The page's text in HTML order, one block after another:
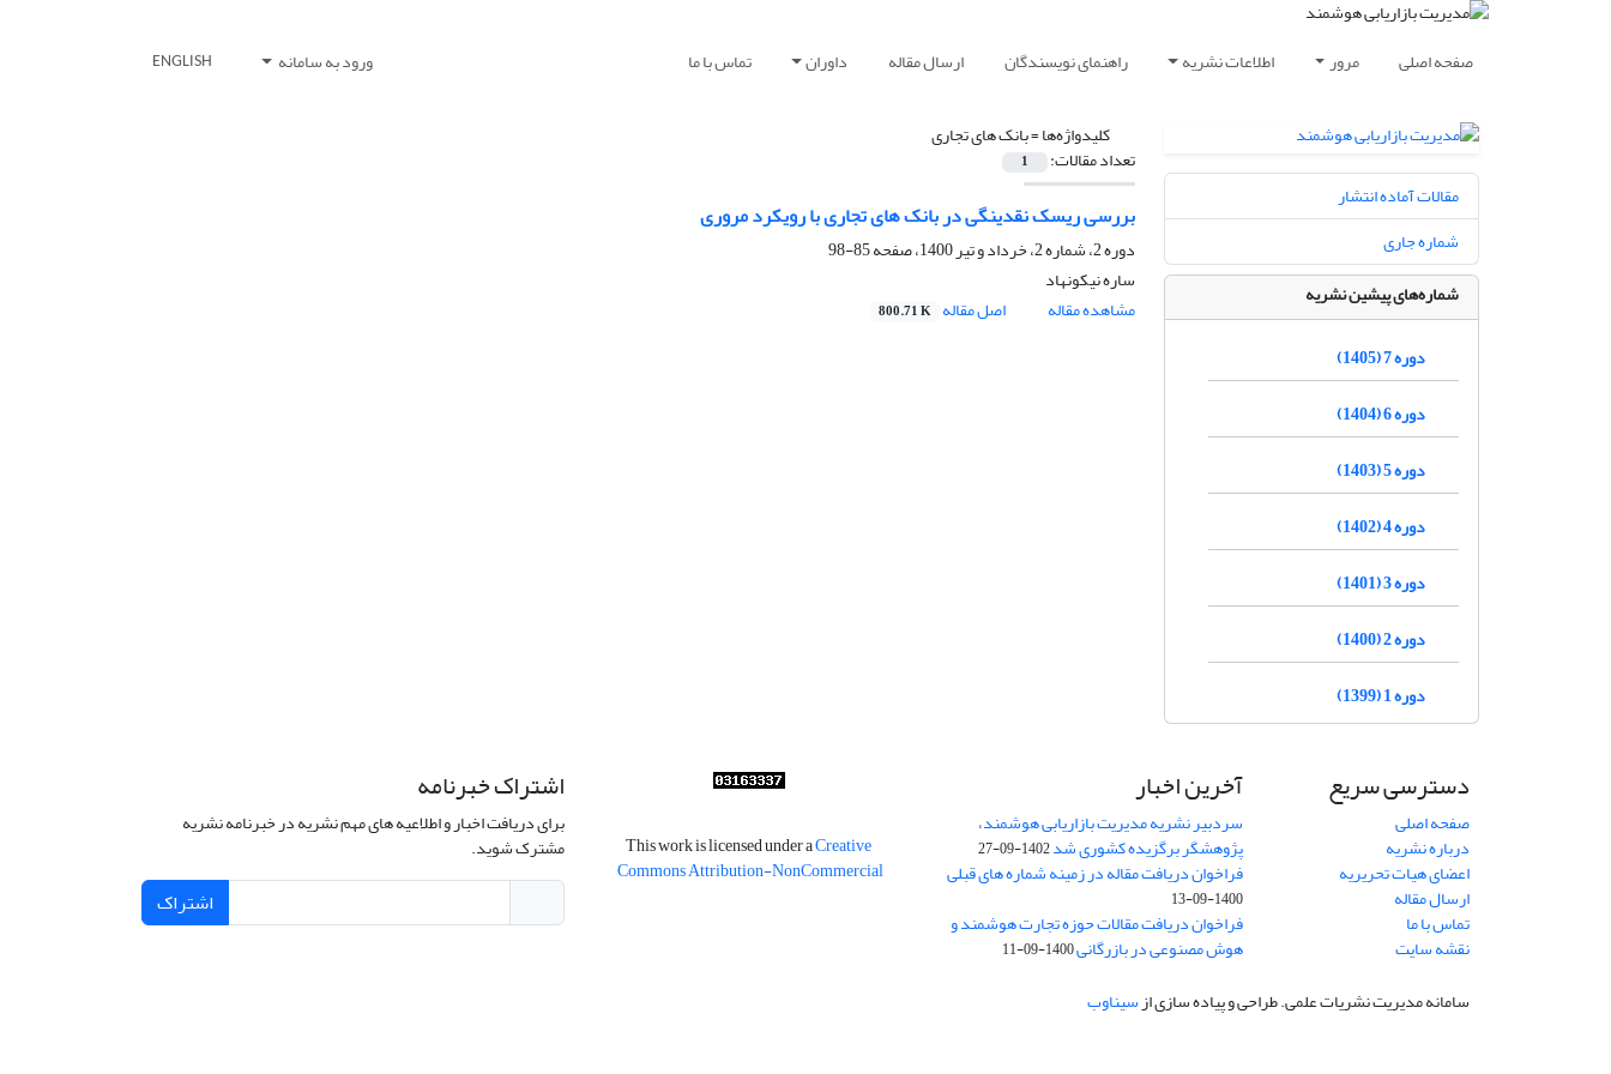
صفحه اصلی مرور اطلاعات نشریه راهنمای نویسندگان ارسال مقاله داوران تماس با ما ورود به سامانه ENGLISH
کلیدواژه‌ها =بانک های تجاری
تعداد مقالات: 1
بررسی ریسک نقدینگی در بانک های تجاری با رویکرد مروری
دوره 2، شماره 2، خرداد و تیر 1400، صفحه
85-98
ساره نیکونهاد
مشاهده مقاله
اصل مقاله 800.71 K
مقالات آماده انتشار
شماره جاری
شماره‌های پیشین نشریه
دوره 7 (1405)
دوره 6 (1404)
دوره 5 (1403)
دوره 4 (1402)
دوره 3 (1401)
دوره 2 (1400)
دوره 1 (1399)
دسترسی سریع
صفحه اصلی
درباره نشریه
اعضای هیات تحریریه
ارسال مقاله
تماس با ما
نقشه سایت
آخرین اخبار
سردبیر نشریه مدیریت بازاریابی هوشمند،
پژوهشگر برگزیده کشوری شد1402-09-27
فراخوان دریافت مقاله در زمینه شماره های قبلی
1400-09-13
فراخوان دریافت مقالات حوزه تجارت هوشمند و
هوش مصنوعی در بازرگانی1400-09-11
This work is licensed under aCreative
Commons Attribution-NonCommercial
اشتراک خبرنامه
برای دریافت اخبار و اطلاعیه های مهم نشریه در خبرنامه نشریه
مشترک شوید.
اشتراک
سامانه مدیریت نشریات علمی.طراحی و پیاده سازی ازسیناوب